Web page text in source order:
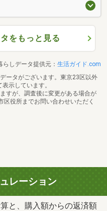
をもっと見る
らしデータ提供元： 生活ガイド.com
ータがございます。東京23区以外
示しています。
すが、調査後に変更がある場合が
役所までお問い合わせいただく
レーション
と、購入額からの返済額